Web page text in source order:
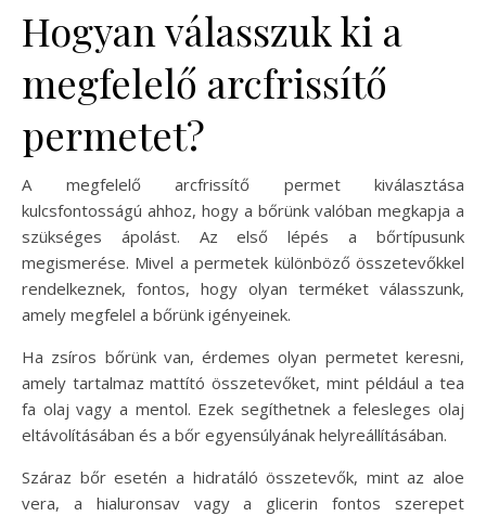
Hogyan válasszuk ki a
megfelelő arcfrissítő
permetet?
A megfelelő arcfrissítő permet kiválasztása
kulcsfontosságú ahhoz, hogy a bőrünk valóban megkapja a
szükséges ápolást. Az első lépés a bőrtípusunk
megismerése. Mivel a permetek különböző összetevőkkel
rendelkeznek, fontos, hogy olyan terméket válasszunk,
amely megfelel a bőrünk igényeinek.
Ha zsíros bőrünk van, érdemes olyan permetet keresni,
amely tartalmaz mattító összetevőket, mint például a tea
fa olaj vagy a mentol. Ezek segíthetnek a felesleges olaj
eltávolításában és a bőr egyensúlyának helyreállításában.
Száraz bőr esetén a hidratáló összetevők, mint az aloe
vera, a hialuronsav vagy a glicerin fontos szerepet